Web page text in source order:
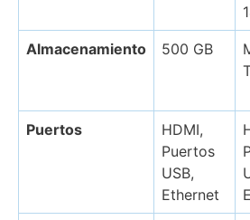
Almacenamiento 500 GB
Puertos
HDMI,
Puertos
USB,
Ethernet